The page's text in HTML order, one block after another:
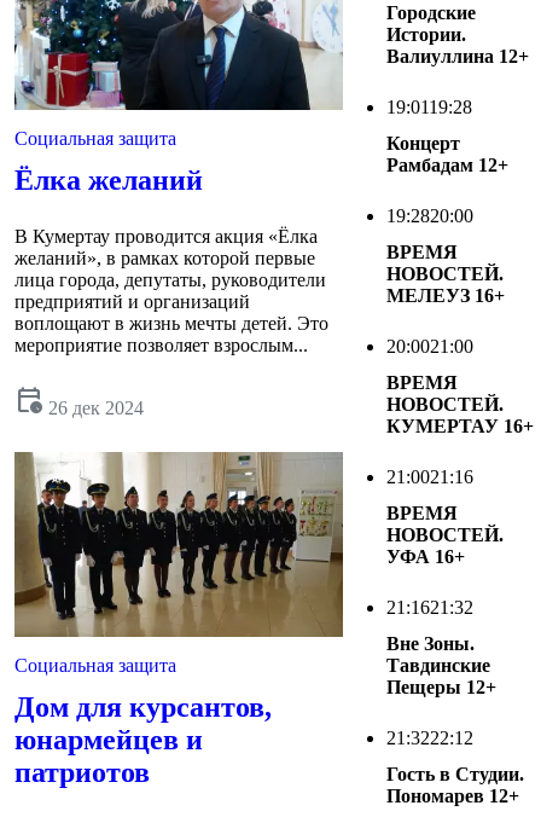
Социальная защита
Ёлка желаний
В Кумертау проводится акция «Ёлка
желаний», в рамках которой первые
лица города, депутаты, руководители
предприятий и организаций
воплощают в жизнь мечты детей. Это
мероприятие позволяет взрослым...
calendar_clock 26 дек 2024
Социальная защита
Дом для курсантов,
юнармейцев и
патриотов
Городские
Истории.
Валиуллина 12+
19:0119:28
Концерт
Рамбадам 12+
19:2820:00
ВРЕМЯ
НОВОСТЕЙ.
МЕЛЕУЗ 16+
20:0021:00
ВРЕМЯ
НОВОСТЕЙ.
КУМЕРТАУ 16+
21:0021:16
ВРЕМЯ
НОВОСТЕЙ.
УФА 16+
21:1621:32
Вне Зоны.
Тавдинские
Пещеры 12+
21:3222:12
Гость в Студии.
Пономарев 12+